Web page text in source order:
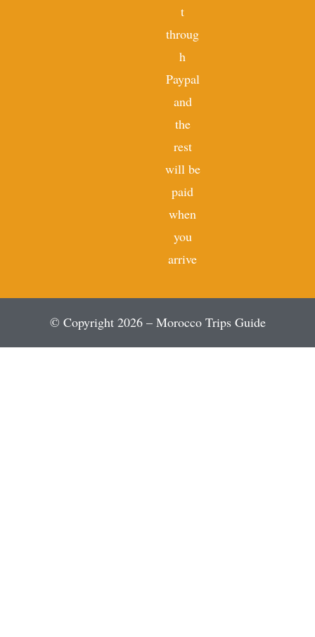
t
throug
h
Paypal
and
the
rest
will be
paid
when
you
arrive
© Copyright 2026 – Morocco Trips Guide